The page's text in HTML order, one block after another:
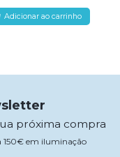
Adicionar ao carrinho
próxima compra
150€ em iluminação